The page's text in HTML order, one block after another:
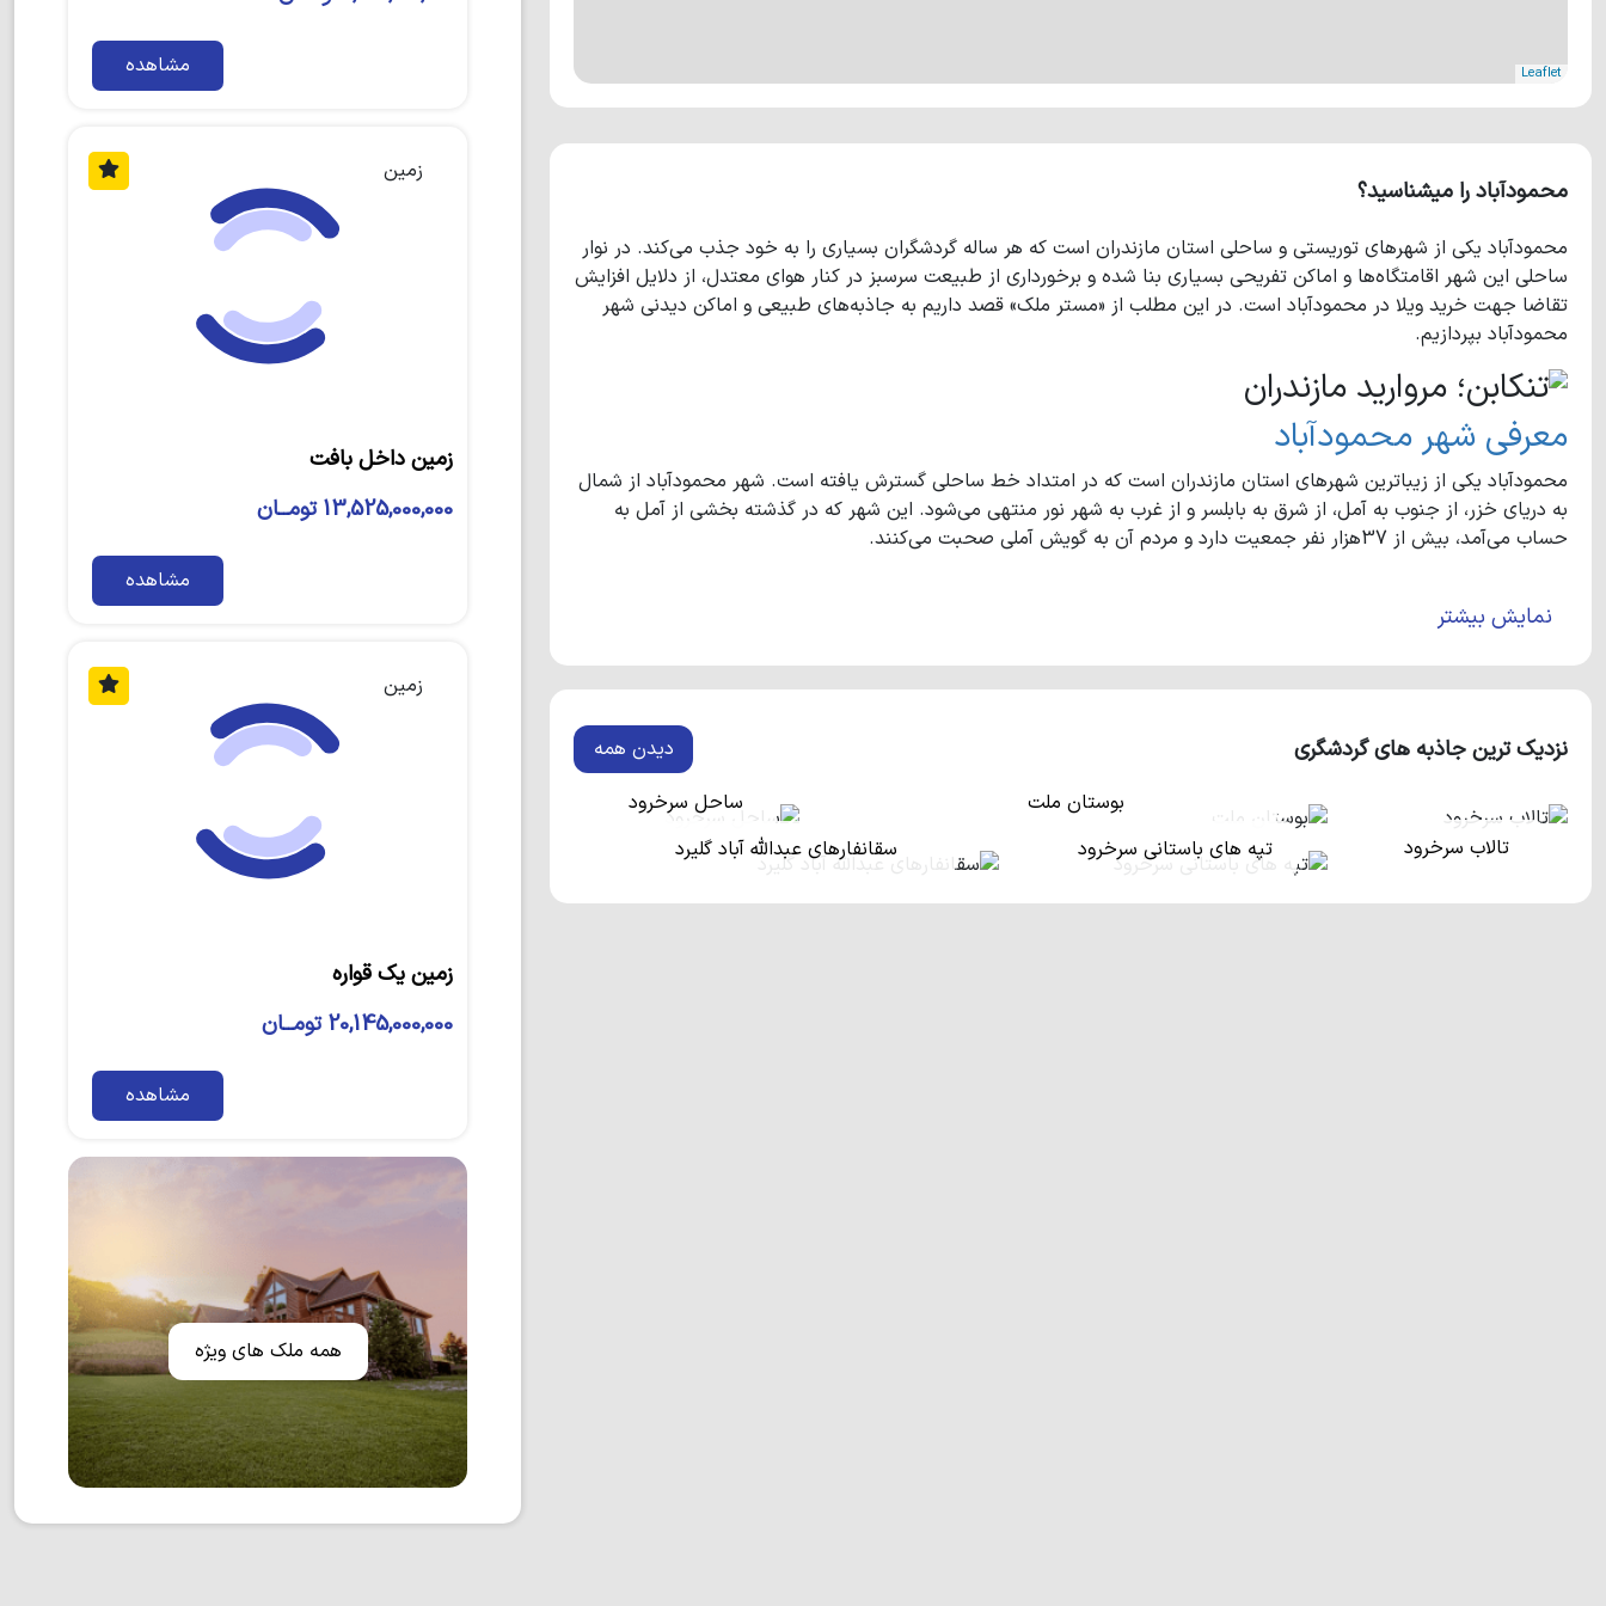
Leaflet
محمودآباد را میشناسید؟
محمودآباد یکی از شهرهای توریستی و ساحلی استان مازندران است که هر ساله گردشگران بسیاری را به خود جذب می‌کند. در نوار
ساحلی این شهر اقامتگاه‌ها و اماکن تفریحی بسیاری بنا شده و برخورداری از طبیعت سرسبز در کنار هوای معتدل، از دلایل افزایش
تقاضا جهت خرید ویلا در محمودآباد است. در این مطلب از «مستر ملک» قصد داریم به جاذبه‌های طبیعی و اماکن دیدنی شهر
محمودآباد بپردازیم.
معرفی شهر محمودآباد
محمودآباد یکی از زیباترین شهرهای استان مازندران است که در امتداد خط ساحلی گسترش یافته است. شهر محمودآباد از شمال
به دریای خزر، از جنوب به آمل، از شرق به بابلسر و از غرب به شهر نور منتهی می‌شود. این شهر که در گذشته بخشی از آمل به
حساب می‌آمد، بیش از 37هزار نفر جمعیت دارد و مردم آن به گویش آملی صحبت می‌کنند.
نمایش بیشتر
نزدیک ترین جاذبه های گردشگری دیدن همه
تالاب سرخرود
بوستان ملت
ساحل سرخرود
تپه های باستانی سرخرود
سقانفارهای عبدالله آباد گلیرد
مشاهده
زمین
زمین داخل بافت
13,525,000,000 تومــان
مشاهده
زمین
زمین یک قواره
20,145,000,000 تومــان
مشاهده
همه ملک های ویژه